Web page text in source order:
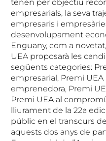
tenen per objectiu
empresarials, la seva
empresaris i
desenvolupament
Enguany, com a
UEA proposarà les
següents categories:
empresarial, Premi UEA
emprenedora, Premi
Premi UEA al
lliurament de la 22a
públic en el transcurs
aquests dos anys de